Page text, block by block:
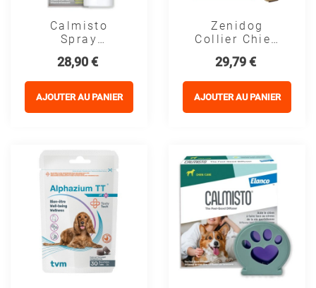
(1 avis)
Calmisto
Spray
Chien -
Réduction Du
Stress
Prix
28,90 €
AJOUTER AU PANIER
Zenidog
Collier Chien
Apaisantes
Prix
29,79 €
AJOUTER AU PANIER